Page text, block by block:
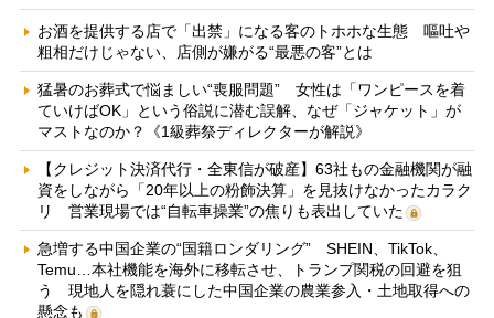
お酒を提供する店で「出禁」になる客のトホホな生態 嘔吐や
粗相だけじゃない、店側が嫌がる“最悪の客”とは
猛暑のお葬式で悩ましい“喪服問題” 女性は「ワンピースを着
ていけばOK」という俗説に潜む誤解、なぜ「ジャケット」が
マストなのか？《1級葬祭ディレクターが解説》
【クレジット決済代行・全東信が破産】63社もの金融機関が融
資をしながら「20年以上の粉飾決算」を見抜けなかったカラク
リ 営業現場では“自転車操業”の焦りも表出していた
急増する中国企業の“国籍ロンダリング” SHEIN、TikTok、
Temu…本社機能を海外に移転させ、トランプ関税の回避を狙
う 現地人を隠れ蓑にした中国企業の農業参入・土地取得への
懸念も